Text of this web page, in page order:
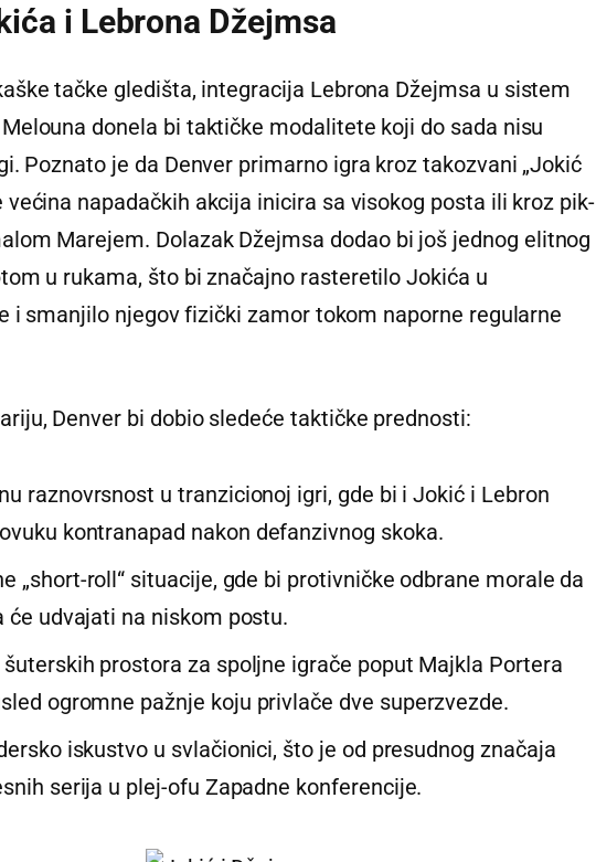
i Lebrona Džejmsa
tačke gledišta, integracija Lebrona Džejmsa u sistem
donela bi taktičke modalitete koji do sada nisu
Poznato je da Denver primarno igra kroz takozvani „Jokić
većina napadačkih akcija inicira sa visokog posta ili kroz pik-
Marejem. Dolazak Džejmsa dodao bi još jednog elitnog
u rukama, što bi značajno rasteretilo Jokića u
i smanjilo njegov fizički zamor tokom naporne regularne
Denver bi dobio sledeće taktičke prednosti:
raznovrsnost u tranzicionoj igri, gde bi i Jokić i Lebron
kontranapad nakon defanzivnog skoka.
„short-roll“ situacije, gde bi protivničke odbrane morale da
će udvajati na niskom postu.
šuterskih prostora za spoljne igrače poput Majkla Portera
ogromne pažnje koju privlače dve superzvezde.
iskustvo u svlačionici, što je od presudnog značaja
serija u plej-ofu Zapadne konferencije.